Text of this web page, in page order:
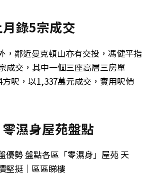
錄5宗成交
，鄰近曼克頓山亦有交投，馮健平指
成交，其中一個三座高層三房單
呎，以1,337萬元成交，實用呎價
濕身屋苑盤點
優勢 盤點各區「零濕身」屋苑 天
堅挺｜區區睇樓